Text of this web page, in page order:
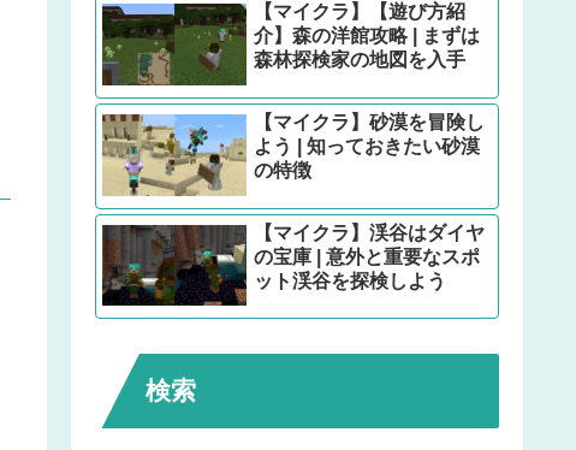
【マイクラ】【遊び方紹
介】森の洋館攻略 | まずは
森林探検家の地図を入手
【マイクラ】砂漠を冒険し
よう | 知っておきたい砂漠
の特徴
【マイクラ】渓谷はダイヤ
の宝庫 | 意外と重要なスポ
ット渓谷を探検しよう
検索